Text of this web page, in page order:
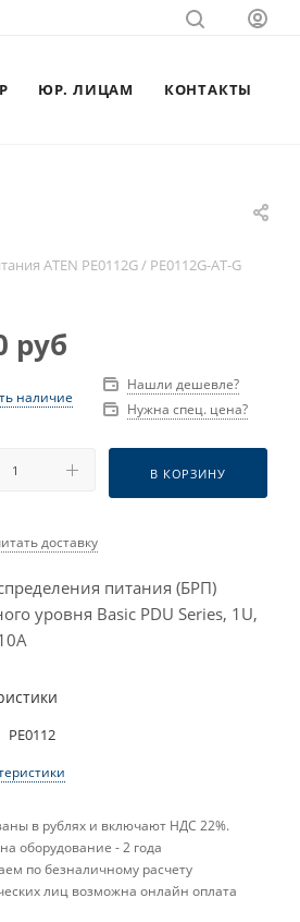
ЮР. ЛИЦАМ КОНТАКТЫ
ATEN PE0112G / PE0112G-AT-G
руб
наличие
Нашли дешевле?
Нужна спец. цена?
В КОРЗИНУ
доставку
питания (БРП)
уровня Basic PDU Series, 1U,
PE0112
в рублях и включают НДС 22%.
оборудование - 2 года
по безналичному расчету
лиц возможна онлайн оплата